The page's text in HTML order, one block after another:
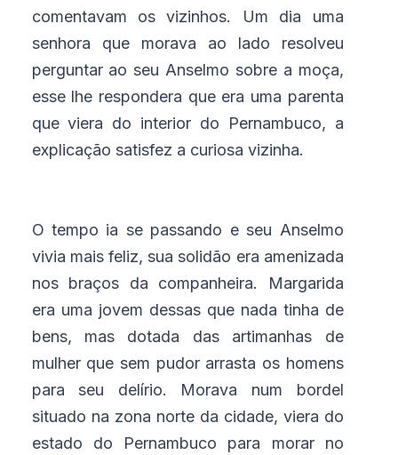
comentavam os vizinhos. Um dia uma
senhora que morava ao lado resolveu
perguntar ao seu Anselmo sobre a moça,
esse lhe respondera que era uma parenta
que viera do interior do Pernambuco, a
explicação satisfez a curiosa vizinha.
O tempo ia se passando e seu Anselmo
vivia mais feliz, sua solidão era amenizada
nos braços da companheira. Margarida
era uma jovem dessas que nada tinha de
bens, mas dotada das artimanhas de
mulher que sem pudor arrasta os homens
para seu delírio. Morava num bordel
situado na zona norte da cidade, viera do
estado do Pernambuco para morar no